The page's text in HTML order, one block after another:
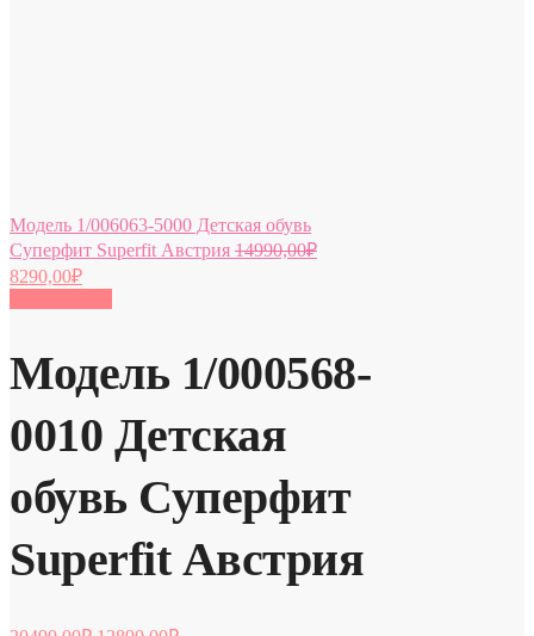
Модель 1/006063-5000 Детская обувь
Суперфит Superfit Австрия 14990,00₽
8290,00₽
Модель 1/000568-
0010 Детская
обувь Суперфит
Superfit Австрия